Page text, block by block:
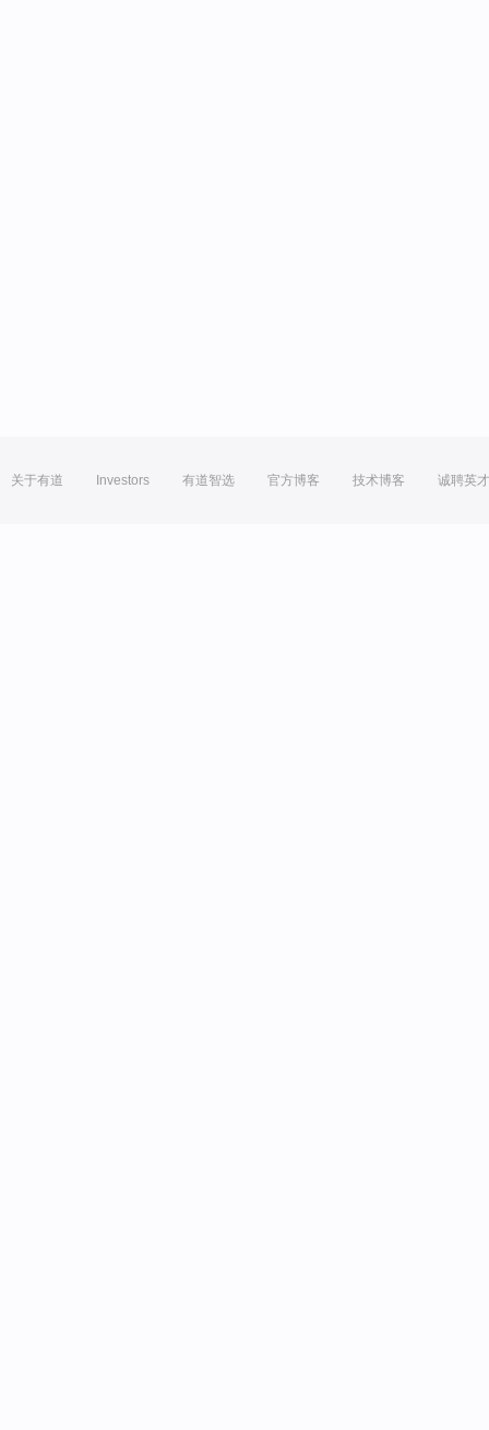
关于有道 Investors 有道智选 官方博客 技术博客 诚聘英才